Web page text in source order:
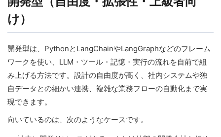
け）
開発型は、PythonとLangChainやLangGraphなどのフレーム
ワークを使い、LLM・ツール・記憶・実行の流れを自前で組
み上げる方法です。設計の自由度が高く、社内システムや独
自データとの細かい連携、複雑な業務フローの自動化まで実
現できます。
向いているのは、次のようなケースです。